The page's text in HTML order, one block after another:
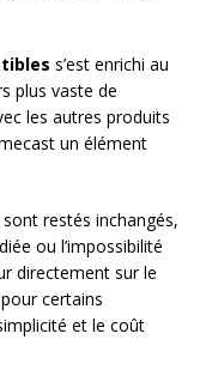
s’est enrichi au
plus vaste de
les autres produits
un élément
restés inchangés,
ou l’impossibilité
directement sur le
certains
et le coût